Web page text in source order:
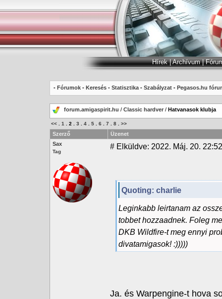
Hírek|Archívum|
- Fórumok - Keresés - Statisztika - Szabályzat - Pegasos.hu
forum.amigaspirit.hu / Classic hardver / Hatvanasok klubja
<< 1 2 3 4 5 6 7 8 >>
Szerző
Üzenet
Sax
Tag
# Elküldve: 2022. Máj. 20. 22:52
Quoting: charlie
Leginkabb leirtanam az
tobbet hozzaadnek. Foleg
DKB Wildfire-t meg ennyi
divatamigasok! :)))))
Ja. és Warpengine-t hova